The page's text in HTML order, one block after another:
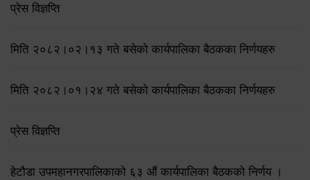
प्रेस विज्ञप्ति
मिति २०८२।०२।१३ गते बसेको कार्यपालिका बैठकका निर्णयहरु
मिति २०८२।०१।२४ गते बसेको कार्यपालिका बैठकका निर्णयहरु
प्रेस विज्ञप्ति
हेटौडा उपमहानगरपालिकाको ६३ औं कार्यपालिका बैठकको निर्णय ।